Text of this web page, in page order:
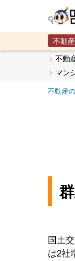
不動
メタ住
不動
マン
不動産
国土
は2社